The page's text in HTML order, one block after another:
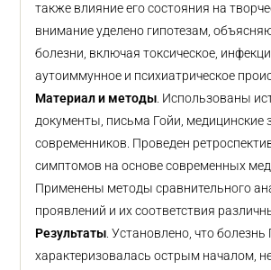
также влияние его состояния на
внимание уделено гипотезам,
болезни, включая токсическое,
аутоиммунное и психиатрическое
Материал и методы . Использованы
документы, письма Гойи, медицинские
современников. Проведен
симптомов на основе современных
Применены методы сравнительного
проявлений и их соответствия
Результаты . Установлено, что болезнь
характеризовалась острым началом,